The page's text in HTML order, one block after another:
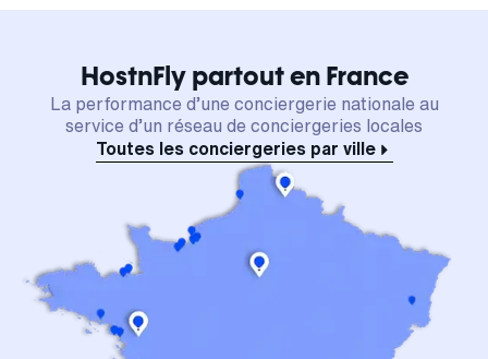
HostnFly partout en France
La performance d’une conciergerie nationale au
service d’un réseau de conciergeries locales
Toutes les conciergeries par ville